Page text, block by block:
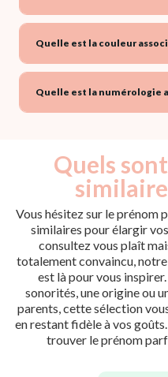
Quelle est la couleur
Quelle est la numérologie
Quels
Vous hésitez sur le prénom
similaires pour élargir
consultez vous plaît
totalement convaincu,
est là pour vous
sonorités, une origine ou
parents, cette sélection
en restant fidèle à vos
trouver le prénom